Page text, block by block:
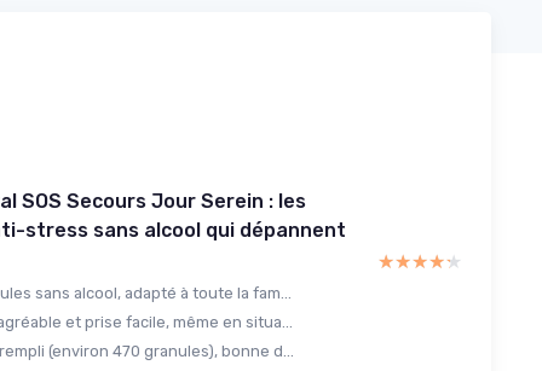
SOS Secours Jour Serein : les
stress sans alcool qui dépannent
sans alcool, adapté à toute la fam...
et prise facile, même en situa...
(environ 470 granules), bonne d...
★★★★★
★★★★★